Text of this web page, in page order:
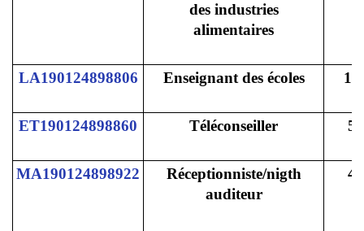
des industries
alimentaires
LA190124898806 Enseignant des écoles 15
ET190124898860 Téléconseiller 5
MA190124898922
Réceptionniste/nigth
auditeur
4